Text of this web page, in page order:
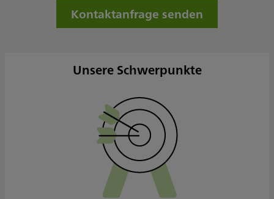
Kontaktanfrage senden
Unsere Schwerpunkte